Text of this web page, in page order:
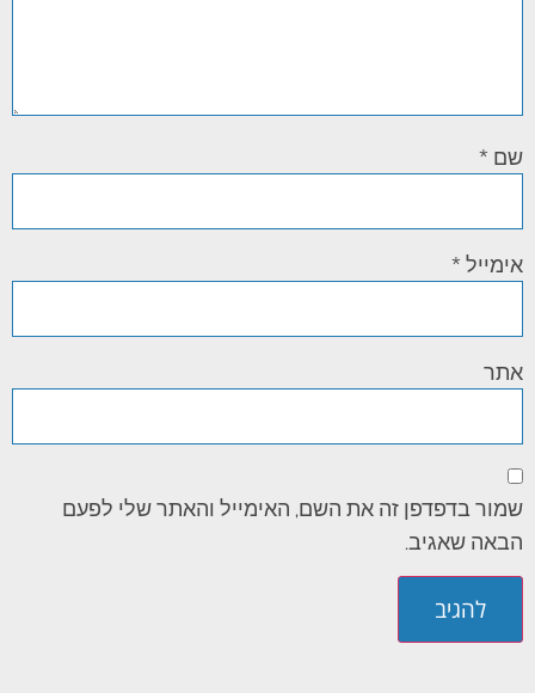
שם *
אימייל *
אתר
שמור בדפדפן זה את השם, האימייל והאתר שלי לפעם
הבאה שאגיב.